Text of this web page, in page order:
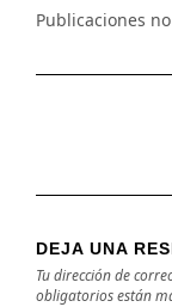
Publicaciones
DEJA UNA
Tu dirección de
obligatorios están